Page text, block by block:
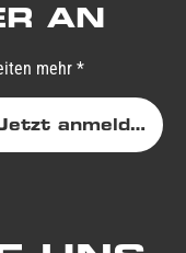
AN
mehr *
anmelden